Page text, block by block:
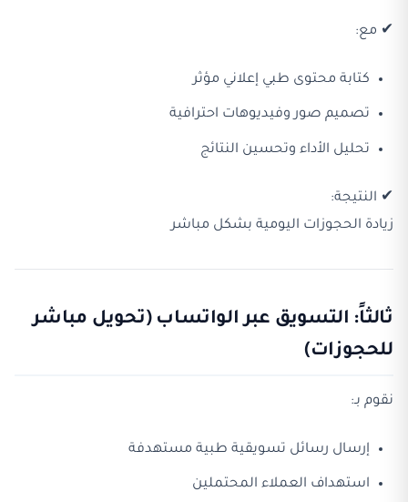
✔ مع:
كتابة محتوى طبي إعلاني مؤثر
تصميم صور وفيديوهات احترافية
تحليل الأداء وتحسين النتائج
✔ النتيجة:
زيادة الحجوزات اليومية بشكل مباشر
ثالثاً: التسويق عبر الواتساب (تحويل مباشر
للحجوزات)
نقوم بـ:
إرسال رسائل تسويقية طبية مستهدفة
استهداف العملاء المحتملين